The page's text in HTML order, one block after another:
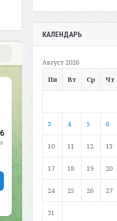
КАЛЕНДАРЬ
Август 2026
Пн
Вт Ср Чт
3 4 5 6
10 11 12 13
17 18 19 20
24 25 26 27
31